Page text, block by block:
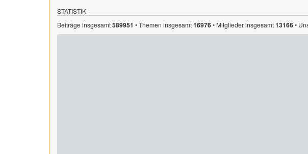
STATISTIK
Beiträge insgesamt589951 • Themen insgesamt16976• Mitglieder insgesamt13166•